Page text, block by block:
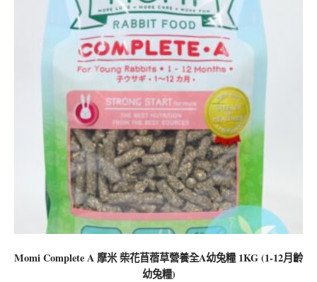
Momi Complete A 摩米 柴花苜蓿草營養全A幼兔糧 1KG (1-12月齡
幼兔糧)